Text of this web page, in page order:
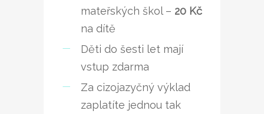
mateřských škol – 20 Kč
na dítě
Děti do šesti let mají
vstup zdarma
Za cizojazyčný výklad
zaplatíte jednou tak